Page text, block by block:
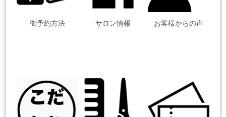
御予約方法 サロン情報 お客様からの声